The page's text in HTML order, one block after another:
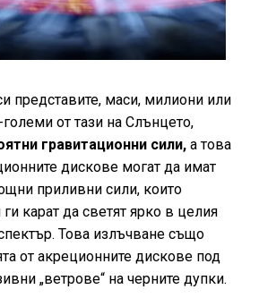
представите, маси, милиони или
от тази на Слънцето,
гравитационни сили,а това
дискове могат да имат
приливни сили, които
карат да светят ярко в целия
Това излъчване също
от акреционните дискове под
„ветрове“ на черните дупки.